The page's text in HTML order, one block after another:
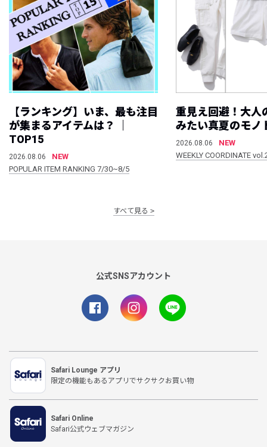
【ランキング】いま、最も注目
が集まるアイテムは？ ｜
TOP15
2026.08.06
NEW
POPULAR ITEM RANKING 7/30~8/5
重見え回避！大人
みたい真夏のモノ
2026.08.06
NEW
WEEKLY COORDINATE
すべて見る
公式SNSアカウント
Safari Lounge アプリ
限定の機能もあるアプリでサクサクお買い物
Safari Online
Safari公式ウェブマガジン